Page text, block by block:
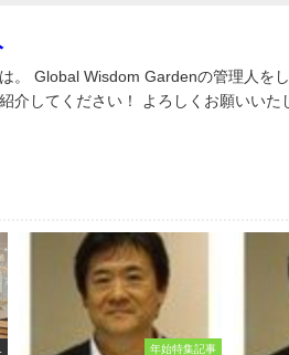
。 Global Wisdom Gardenの管理人を
介してください！ よろしくお願いいた
年始特集記事